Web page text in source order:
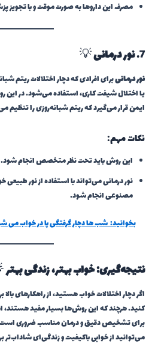
مصرف این داروها به صورت موقت و با
7. نور درمانی💡
نور درمانیبرای افرادی که دچار اختلالات ریتم
یا اختلال شیفت کاری، استفاده می‌شود. در این
ایمن قرار می‌گیرد که ریتم شبانه‌روزی را تنظیم
نکات مهم:
این روش باید تحت نظر متخصص انجام شود.
نور درمانی می‌تواند با استفاده از نور
مصنوعی انجام شود.
بخوانید:شب ها دچار گرفتگی پا در خواب می
نتیجه‌گیری: خواب بهتر، زندگی بهتر
اگر دچار اختلالات خواب هستید، از راهکارهای
کنید. هرچند که این روش‌ها بسیار مفید هستند،
برای تشخیص دقیق و درمان مناسب ضروری است.
می‌توانید از خوابی باکیفیت و زندگی‌ای